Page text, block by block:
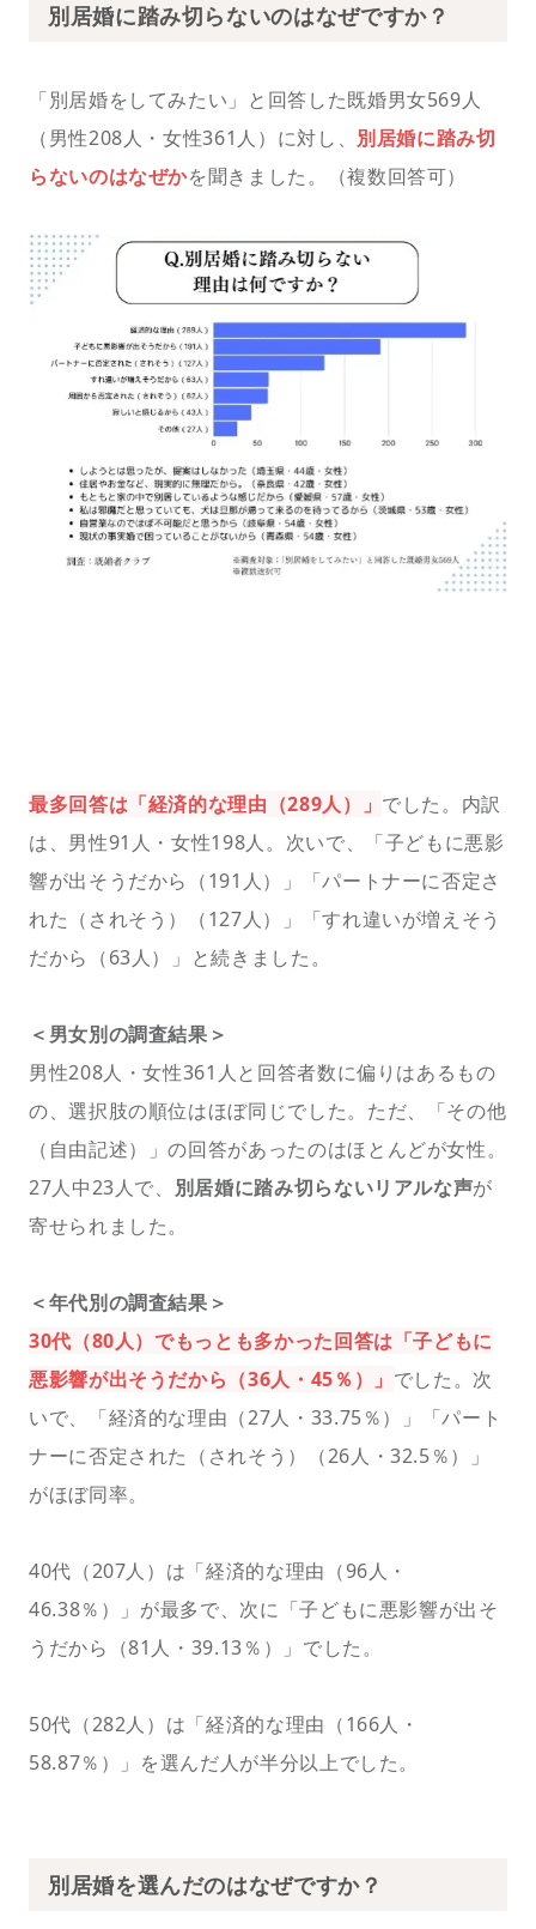
別居婚に踏み切らないのはなぜですか？
「別居婚をしてみたい」と回答した既婚男女569人
（男性208人・女性361人）に対し、 別居婚に踏み切
らないのはなぜかを聞きました。（複数回答可）
最多回答は「経済的な理由（289人）」 でした。内訳
は、男性91人・女性198人。次いで、「子どもに悪影
響が出そうだから（191人）」「パートナーに否定さ
れた（されそう）（127人）」「すれ違いが増えそう
だから（63人）」と続きました。
＜男女別の調査結果＞
男性208人・女性361人と回答者数に偏りはあるもの
の、選択肢の順位はほぼ同じでした。ただ、「その他
（自由記述）」の回答があったのはほとんどが女性。
27人中23人で、
別居婚に踏み切らないリアルな声が
寄せられました。
＜年代別の調査結果＞
30代（80人）でもっとも多かった回答は「子どもに
悪影響が出そうだから（36人・45％）」 でした。次
いで、「経済的な理由（27人・33.75％）」「パート
ナーに否定された（されそう）（26人・32.5％）」
がほぼ同率。
40代（207人）は「経済的な理由（96人・
46.38％）」が最多で、次に「子どもに悪影響が出そ
うだから（81人・39.13％）」でした。
50代（282人）は「経済的な理由（166人・
58.87％）」を選んだ人が半分以上でした。
別居婚を選んだのはなぜですか？